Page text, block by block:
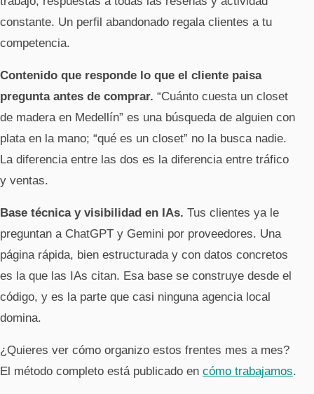
constante. Un perfil abandonado regala clientes a tu
competencia.
Contenido que responde lo que el cliente paisa
pregunta antes de comprar. “Cuánto cuesta un closet
de madera en Medellín” es una búsqueda de alguien con
plata en la mano; “qué es un closet” no la busca nadie.
La diferencia entre las dos es la diferencia entre tráfico
y ventas.
Base técnica y visibilidad en IAs. Tus clientes ya le
preguntan a ChatGPT y Gemini por proveedores. Una
página rápida, bien estructurada y con datos concretos
es la que las IAs citan. Esa base se construye desde el
código, y es la parte que casi ninguna agencia local
domina.
¿Quieres ver cómo organizo estos frentes mes a mes?
El método completo está publicado en cómo trabajamos.